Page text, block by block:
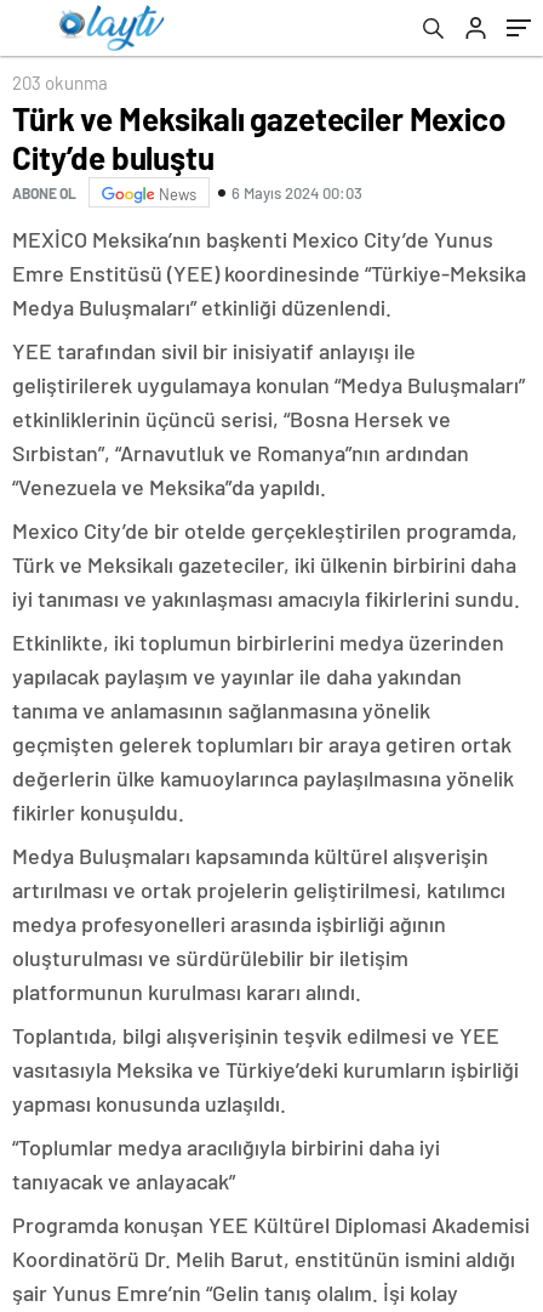
203 okunma
Türk ve Meksikalı gazeteciler Mexico
City’de buluştu
ABONE OL News 6 Mayıs 2024 00:03
MEXİCO Meksika’nın başkenti Mexico City’de Yunus
Emre Enstitüsü (YEE) koordinesinde “Türkiye-Meksika
Medya Buluşmaları” etkinliği düzenlendi.
YEE tarafından sivil bir inisiyatif anlayışı ile
geliştirilerek uygulamaya konulan “Medya Buluşmaları”
etkinliklerinin üçüncü serisi, “Bosna Hersek ve
Sırbistan”, “Arnavutluk ve Romanya”nın ardından
“Venezuela ve Meksika”da yapıldı.
Mexico City’de bir otelde gerçekleştirilen programda,
Türk ve Meksikalı gazeteciler, iki ülkenin birbirini daha
iyi tanıması ve yakınlaşması amacıyla fikirlerini sundu.
Etkinlikte, iki toplumun birbirlerini medya üzerinden
yapılacak paylaşım ve yayınlar ile daha yakından
tanıma ve anlamasının sağlanmasına yönelik
geçmişten gelerek toplumları bir araya getiren ortak
değerlerin ülke kamuoylarınca paylaşılmasına yönelik
fikirler konuşuldu.
Medya Buluşmaları kapsamında kültürel alışverişin
artırılması ve ortak projelerin geliştirilmesi, katılımcı
medya profesyonelleri arasında işbirliği ağının
oluşturulması ve sürdürülebilir bir iletişim
platformunun kurulması kararı alındı.
Toplantıda, bilgi alışverişinin teşvik edilmesi ve YEE
vasıtasıyla Meksika ve Türkiye’deki kurumların işbirliği
yapması konusunda uzlaşıldı.
“Toplumlar medya aracılığıyla birbirini daha iyi
tanıyacak ve anlayacak”
Programda konuşan YEE Kültürel Diplomasi Akademisi
Koordinatörü Dr. Melih Barut, enstitünün ismini aldığı
şair Yunus Emre’nin “Gelin tanış olalım. İşi kolay